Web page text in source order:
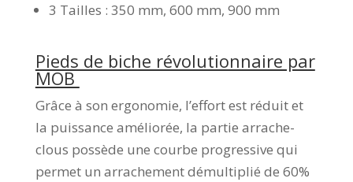
3 Tailles : 350 mm, 600 mm, 900 mm
Pieds de biche révolutionnaire par
MOB
Grâce à son ergonomie, l’effort est réduit et
la puissance améliorée, la partie arrache-
clous possède une courbe progressive qui
permet un arrachement démultiplié de 60%